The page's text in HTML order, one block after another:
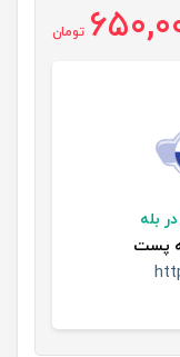
تومان
بله
پست